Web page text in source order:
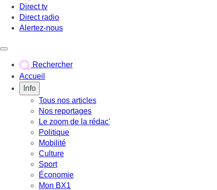
Direct tv
Direct radio
Alertez-nous
Rechercher
Accueil
Info
Tous nos articles
Nos reportages
Le zoom de la rédac'
Politique
Mobilité
Culture
Sport
Économie
Mon BX1